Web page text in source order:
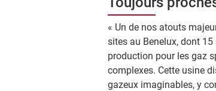
« Un de nos atouts
sites au Benelux, dont
production pour les gaz
complexes. Cette usine
gazeux imaginables, y